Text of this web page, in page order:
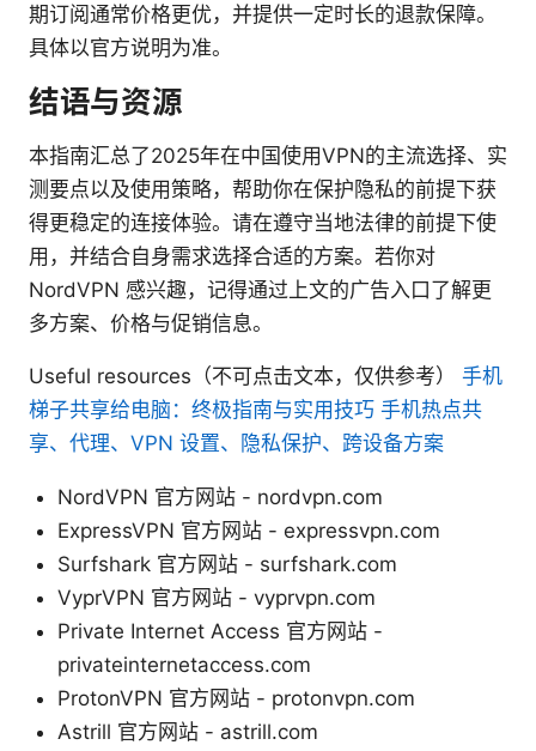
期订阅通常价格更优，并提供一定时长的退款保障。
具体以官方说明为准。
结语与资源
本指南汇总了2025年在中国使用VPN的主流选择、实
测要点以及使用策略，帮助你在保护隐私的前提下获
得更稳定的连接体验。请在遵守当地法律的前提下使
用，并结合自身需求选择合适的方案。若你对
NordVPN 感兴趣，记得通过上文的广告入口了解更
多方案、价格与促销信息。
Useful resources（不可点击文本，仅供参考） 手机
梯子共享给电脑：终极指南与实用技巧 手机热点共
享、代理、VPN 设置、隐私保护、跨设备方案
NordVPN 官方网站 - nordvpn.com
ExpressVPN 官方网站 - expressvpn.com
Surfshark 官方网站 - surfshark.com
VyprVPN 官方网站 - vyprvpn.com
Private Internet Access 官方网站 -
privateinternetaccess.com
ProtonVPN 官方网站 - protonvpn.com
Astrill 官方网站 - astrill.com